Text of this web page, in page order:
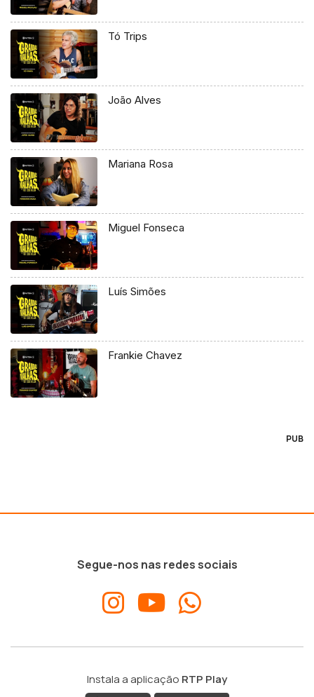
Tó Trips
João Alves
Mariana Rosa
Miguel Fonseca
Luís Simões
Frankie Chavez
PUB
Segue-nos nas redes sociais
Instala a aplicação RTP Play